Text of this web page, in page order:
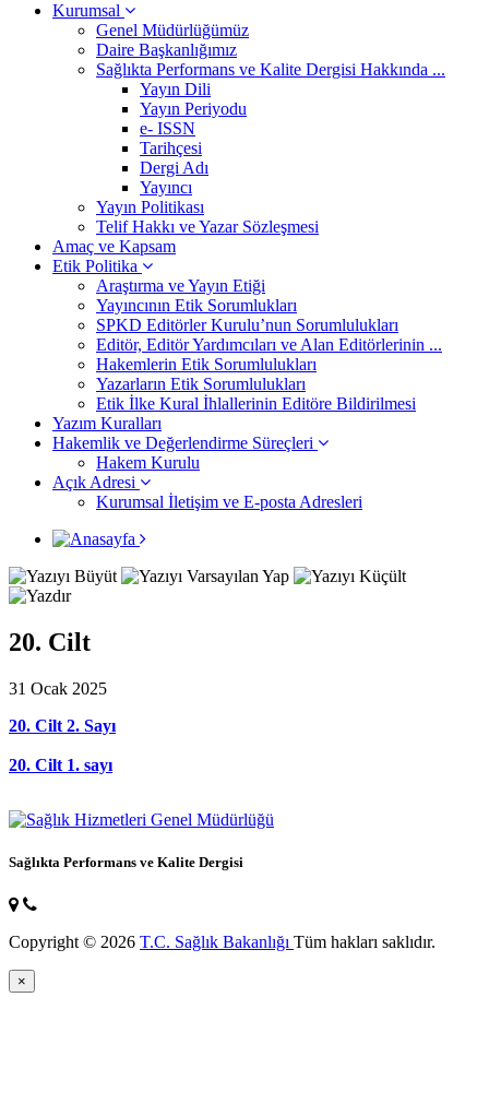
Kurumsal
Genel Müdürlüğümüz
Daire Başkanlığımız
Sağlıkta Performans ve Kalite Dergisi Hakkında ...
Yayın Dili
Yayın Periyodu
e- ISSN
Tarihçesi
Dergi Adı
Yayıncı
Yayın Politikası
Telif Hakkı ve Yazar Sözleşmesi
Amaç ve Kapsam
Etik Politika
Araştırma ve Yayın Etiği
Yayıncının Etik Sorumlukları
SPKD Editörler Kurulu’nun Sorumlulukları
Editör, Editör Yardımcıları ve Alan Editörlerinin ...
Hakemlerin Etik Sorumlulukları
Yazarların Etik Sorumlulukları
Etik İlke Kural İhlallerinin Editöre Bildirilmesi
Yazım Kuralları
Hakemlik ve Değerlendirme Süreçleri
Hakem Kurulu
Açık Adresi
Kurumsal İletişim ve E-posta Adresleri
20. Cilt
31 Ocak 2025
20. Cilt 2. Sayı
20. Cilt 1. sayı
Sağlıkta Performans ve Kalite Dergisi
Copyright © 2026 T.C. Sağlık Bakanlığı Tüm hakları saklıdır.
×